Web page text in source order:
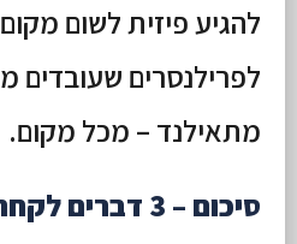
להגיע פיזית לשום
לפרילנסרים שעובדים
מתאילנד – מכל מקום.
סיכום – 3 דברים לקחת איתך